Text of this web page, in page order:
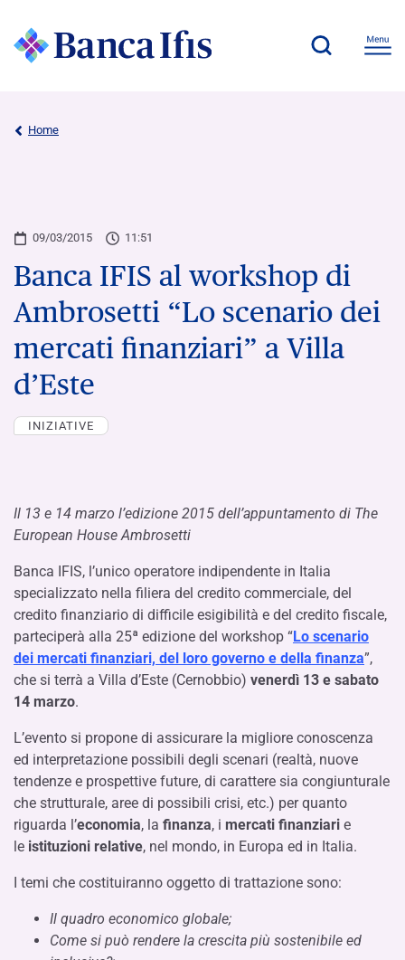
Home
09/03/2015 11:51
Banca IFIS al workshop di
Ambrosetti “Lo scenario dei
mercati finanziari” a Villa
d’Este
INIZIATIVE
Il 13 e 14 marzo l’edizione 2015 dell’appuntamento di The
European House Ambrosetti
Banca IFIS, l’unico operatore indipendente in Italia
specializzato nella filiera del credito commerciale, del
credito finanziario di difficile esigibilità e del credito fiscale,
parteciperà alla 25ª edizione del workshop “Lo scenario
dei mercati finanziari, del loro governo e della finanza”,
che si terrà a Villa d’Este (Cernobbio) venerdì 13 e sabato
14 marzo.
L’evento si propone di assicurare la migliore conoscenza
ed interpretazione possibili degli scenari (realtà, nuove
tendenze e prospettive future, di carattere sia congiunturale
che strutturale, aree di possibili crisi, etc.) per quanto
riguarda l’economia, la finanza, i mercati finanziari e
le istituzioni relative, nel mondo, in Europa ed in Italia.
I temi che costituiranno oggetto di trattazione sono:
Il quadro economico globale;
Come si può rendere la crescita più sostenibile ed